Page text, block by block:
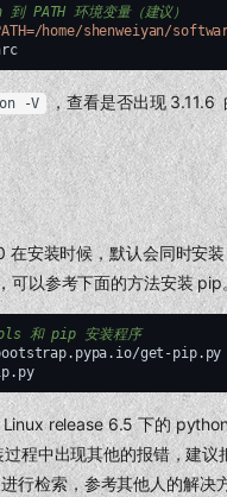
PATH 环境变量（建议）
home/shenweiyan/
~/.bashrc
-V ，查看是否出现 3.11.6
在安装时候，默认会同时安装
可以参考下面的方法安装 pip
和 pip 安装程序
get-pip.py
get-pip.py
release 6.5 下的
程中出现其他的报错，建议
行检索，参考其他人的解决